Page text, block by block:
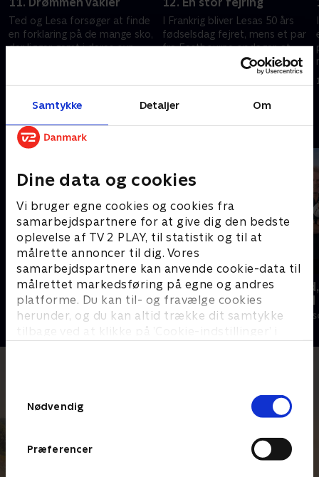
Samtykke Detaljer Om
Dine data og cookies
Vi bruger egne cookies og cookies fra
samarbejdspartnere for at give dig den bedste
oplevelse af TV 2 PLAY, til statistik og til at
målrette annoncer til dig. Vores
samarbejdspartnere kan anvende cookie-data til
målrettet markedsføring på egne og andres
platforme. Du kan til- og fravælge cookies
herunder, og du kan altid trække dit samtykke
tilbage ved at klikke på ’Cookie-indstillinger’ i
Nødvendig
Præferencer
Ted og Lesa forsøger at finde
en forklaring på de mange sko,
der ligger gemt i deres ovn.
I Frankrig bliver Lesas 50 års
fødselsdag fejret, mens et par
fra Eastbourne opdager, at
vandet er blevet afbrudt i
deres landsby i Portugal.
Andre så også
Drømmeslot på højkant
Livsstil • 1 sæsoner
beliggenhed
Livsstil • 18